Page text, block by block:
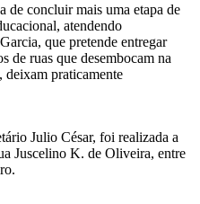
de concluir mais uma etapa de
atendendo
que pretende entregar
de ruas que desembocam na
deixam praticamente
Julio César, foi realizada a
Juscelino K. de Oliveira, entre